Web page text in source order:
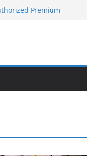
Premium
จากแคมเปญสู่
พร้อมฟรีคอนเสิร์ต